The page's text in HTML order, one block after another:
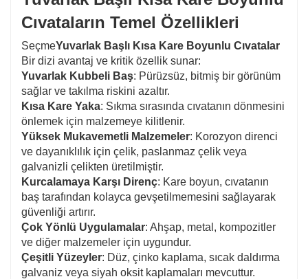
Cıvataların Temel Özellikleri
SeçmeYuvarlak Başlı Kısa Kare Boyunlu Cıvatalar
Bir dizi avantaj ve kritik özellik sunar:
Yuvarlak Kubbeli Baş: Pürüzsüz, bitmiş bir görünüm
sağlar ve takılma riskini azaltır.
Kısa Kare Yaka: Sıkma sırasında cıvatanın dönmesini
önlemek için malzemeye kilitlenir.
Yüksek Mukavemetli Malzemeler: Korozyon direnci
ve dayanıklılık için çelik, paslanmaz çelik veya
galvanizli çelikten üretilmiştir.
Kurcalamaya Karşı Direnç: Kare boyun, cıvatanın
baş tarafından kolayca gevşetilmemesini sağlayarak
güvenliği artırır.
Çok Yönlü Uygulamalar: Ahşap, metal, kompozitler
ve diğer malzemeler için uygundur.
Çeşitli Yüzeyler: Düz, çinko kaplama, sıcak daldırma
galvaniz veya siyah oksit kaplamaları mevcuttur.